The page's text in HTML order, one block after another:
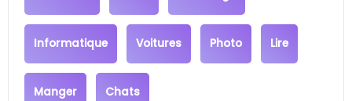
Informatique Voitures Photo Lire
Manger Chats